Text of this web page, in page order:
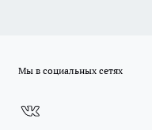
Мы в социальных сетях